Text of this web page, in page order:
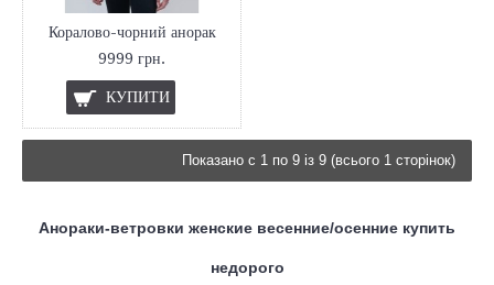
Коралово-чорний анорак
9999 грн.
КУПИТИ
Показано с 1 по 9 із 9 (всього 1 сторінок)
Анораки-ветровки женские весенние/осенние купить
недорого